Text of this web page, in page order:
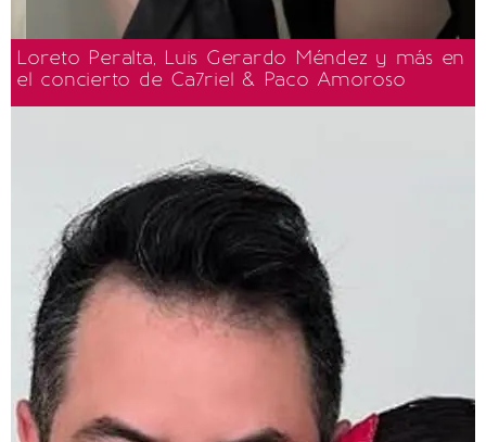
Loreto Peralta, Luis Gerardo Méndez y más en
el concierto de Ca7riel & Paco Amoroso